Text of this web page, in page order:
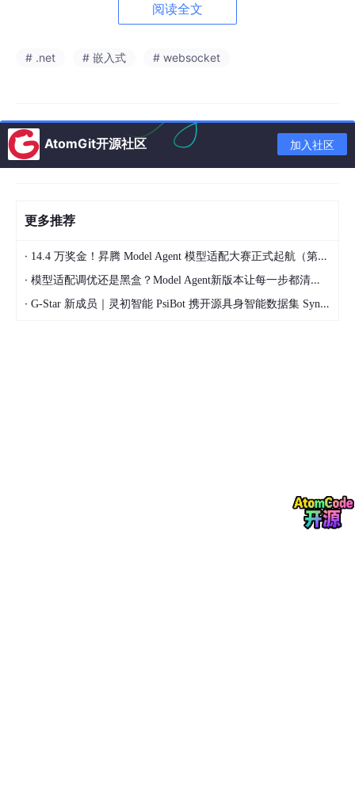
阅读全文
# .net # 嵌入式 # websocket
AtomGit开源社区 加入社区
更多推荐
· 14.4 万奖金！昇腾 Model Agent 模型适配大赛正式起航（第二季）
· 模型适配调优还是黑盒？Model Agent新版本让每一步都清晰可见
· G-Star 新成员｜灵初智能 PsiBot 携开源具身智能数据集 SynData 入驻 AtomGit